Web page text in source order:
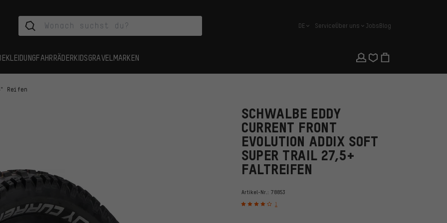
Deutsch
DE ServiceÜber uns JobsBlog
FAHRRÄDERKIDSGRAVEL MARKEN
Reifen
SCHWALBE EDDY
CURRENT FRONT
EVOLUTION ADDIX SOFT
SUPER TRAIL 27,5+
FALTREIFEN
Artikel-Nr.: 78853
1